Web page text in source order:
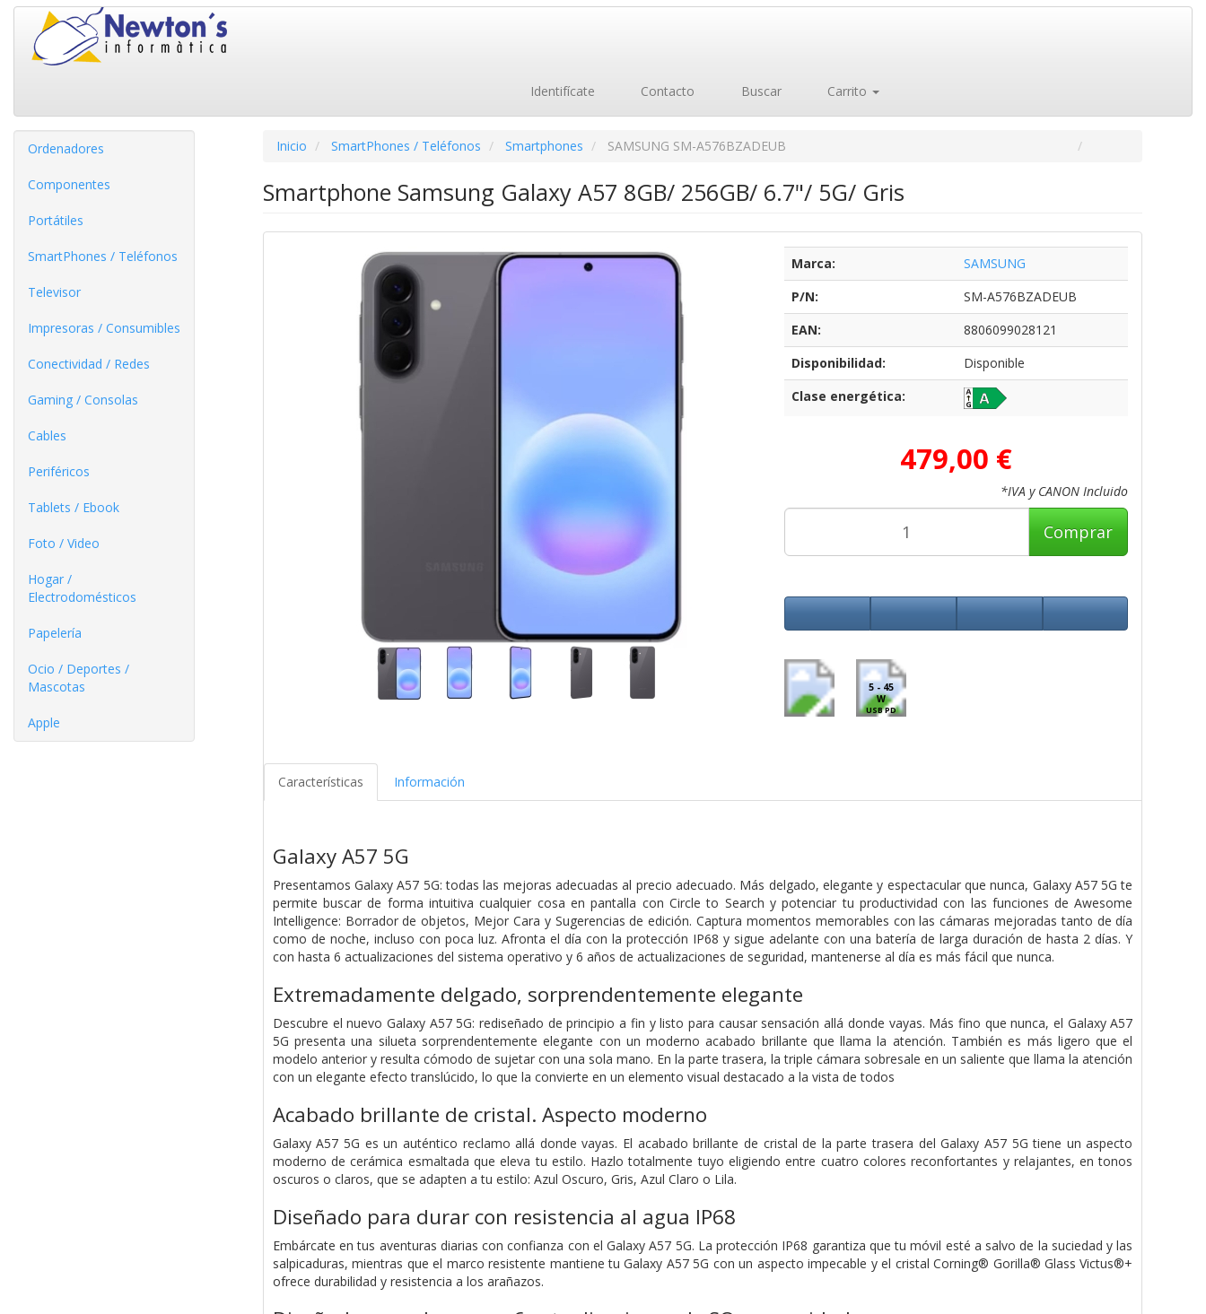
Identifícate Contacto Buscar Carrito
Ordenadores
Componentes
Portátiles
SmartPhones / Teléfonos
Televisor
Impresoras / Consumibles
Conectividad / Redes
Gaming / Consolas
Cables
Periféricos
Tablets / Ebook
Foto / Video
Hogar /
Electrodomésticos
Papelería
Ocio / Deportes /
Mascotas
Apple
Inicio SmartPhones / Teléfonos Smartphones SAMSUNG SM-A576BZADEUB
Smartphone Samsung Galaxy A57 8GB/ 256GB/ 6.7"/ 5G/ Gris
Marca:
SAMSUNG
P/N:
SM-A576BZADEUB
EAN:
8806099028121
Disponibilidad:
Disponible
Clase energética:
479,00 €
*IVA y CANON Incluido
Comprar
5 - 45
W
USB PD
Características Información
Galaxy A57 5G
Presentamos Galaxy A57 5G: todas las mejoras adecuadas al precio adecuado. Más delgado, elegante y espectacular que nunca, Galaxy A57 5G te
permite buscar de forma intuitiva cualquier cosa en pantalla con Circle to Search y potenciar tu productividad con las funciones de Awesome
Intelligence: Borrador de objetos, Mejor Cara y Sugerencias de edición. Captura momentos memorables con las cámaras mejoradas tanto de día
como de noche, incluso con poca luz. Afronta el día con la protección IP68 y sigue adelante con una batería de larga duración de hasta 2 días. Y
con hasta 6 actualizaciones del sistema operativo y 6 años de actualizaciones de seguridad, mantenerse al día es más fácil que nunca.
Extremadamente delgado, sorprendentemente elegante
Descubre el nuevo Galaxy A57 5G: rediseñado de principio a fin y listo para causar sensación allá donde vayas. Más fino que nunca, el Galaxy A57
5G presenta una silueta sorprendentemente elegante con un moderno acabado brillante que llama la atención. También es más ligero que el
modelo anterior y resulta cómodo de sujetar con una sola mano. En la parte trasera, la triple cámara sobresale en un saliente que llama la atención
con un elegante efecto translúcido, lo que la convierte en un elemento visual destacado a la vista de todos
Acabado brillante de cristal. Aspecto moderno
Galaxy A57 5G es un auténtico reclamo allá donde vayas. El acabado brillante de cristal de la parte trasera del Galaxy A57 5G tiene un aspecto
moderno de cerámica esmaltada que eleva tu estilo. Hazlo totalmente tuyo eligiendo entre cuatro colores reconfortantes y relajantes, en tonos
oscuros o claros, que se adapten a tu estilo: Azul Oscuro, Gris, Azul Claro o Lila.
Diseñado para durar con resistencia al agua IP68
Embárcate en tus aventuras diarias con confianza con el Galaxy A57 5G. La protección IP68 garantiza que tu móvil esté a salvo de la suciedad y las
salpicaduras, mientras que el marco resistente mantiene tu Galaxy A57 5G con un aspecto impecable y el cristal Corning® Gorilla® Glass Victus®+
ofrece durabilidad y resistencia a los arañazos.